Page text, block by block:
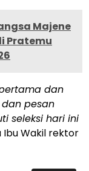
Majene
Pratemu
dan
pesan
seleksi hari ini
Ibu Wakil rektor